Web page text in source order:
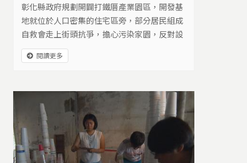
彰化縣政府規劃開闢打鐵厝產業園區，開發基
地就位於人口密集的住宅區旁，部分居民組成
自救會走上街頭抗爭，擔心污染家園，反對設
置，提出境內仍有閒置工業用地可供利用。
閱讀更多